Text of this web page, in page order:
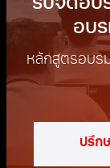
รับจัดอบ
อบ
หลักสูตรอบร
ปรึกษ